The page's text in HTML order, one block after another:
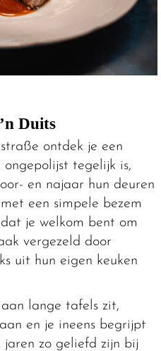
Duits
ontdek je een
tegelijk is,
en najaar hun deuren
een simpele bezem
je welkom bent om
vergezeld door
uit hun eigen keuken
lange tafels zit,
en je ineens begrijpt
zo geliefd zijn bij